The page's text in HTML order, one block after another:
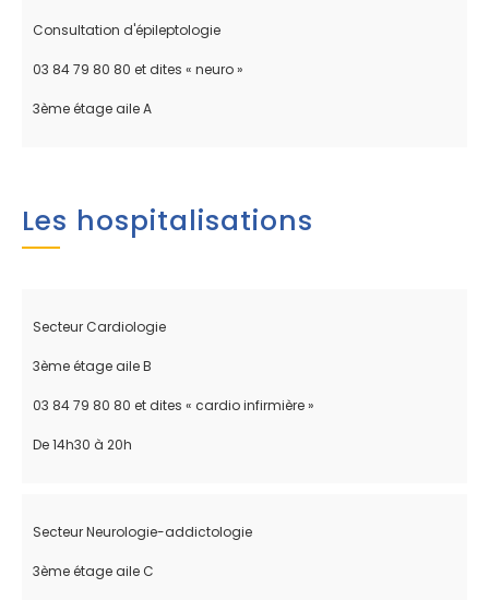
Consultation d'épileptologie
03 84 79 80 80 et dites « neuro »
3ème étage aile A
Les hospitalisations
Secteur Cardiologie
3ème étage aile B
03 84 79 80 80 et dites « cardio infirmière »
De 14h30 à 20h
Secteur Neurologie-addictologie
3ème étage aile C